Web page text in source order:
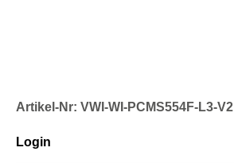
Artikel-Nr: VWI-WI-PCMS554F-L3-V2
Login